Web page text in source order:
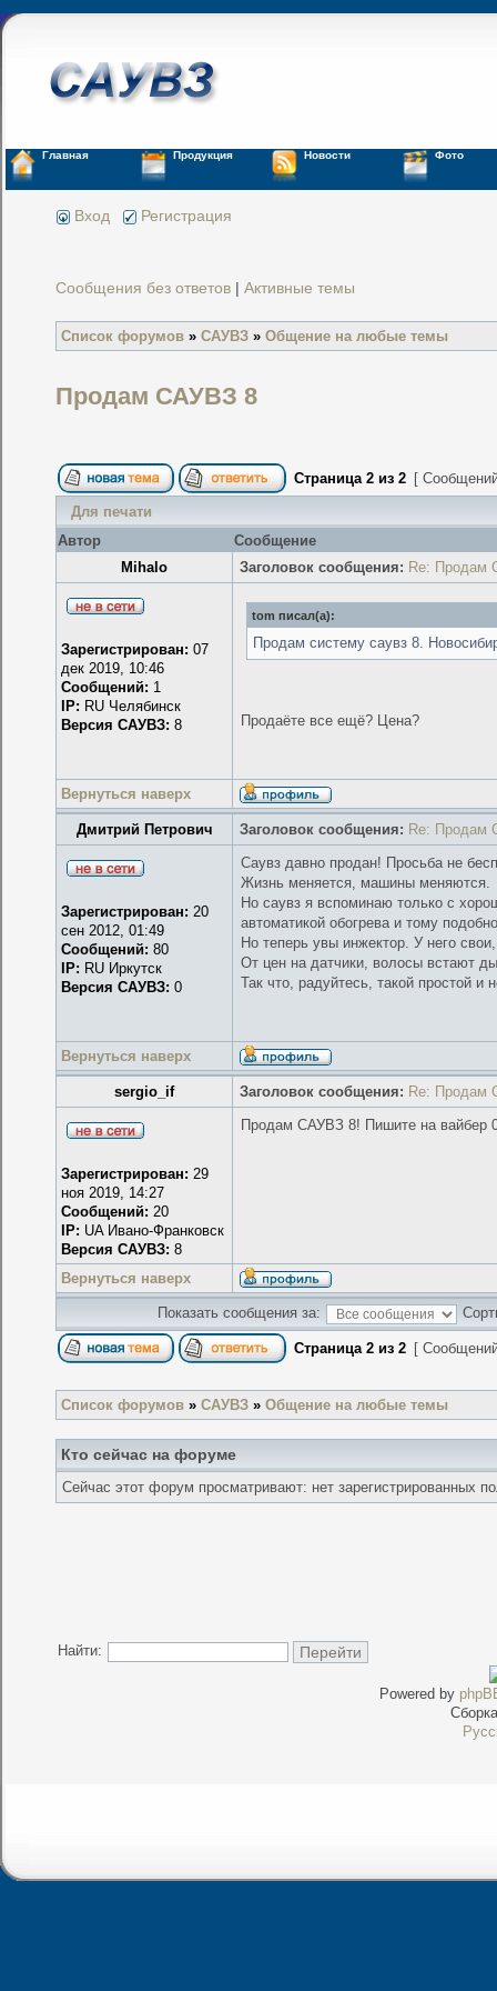
Главная Продукция Новости Фото
Вход Регистрация
Сообщения без ответов |Активные темы
Список форумов »САУВЗ »Общение на любые темы
Продам САУВЗ 8
Страница2 из2 [
Для печати
Автор
Сообщение
Mihalo
Заголовок сообщения: Re: Продам
Зарегистрирован: 07
дек 2019, 10:46
Сообщений: 1
IP: RU Челябинск
Версия САУВЗ: 8
tom писал(а):
Продам систему саувз 8.
Продаёте все ещё? Цена?
Вернуться наверх
Дмитрий Петрович Заголовок сообщения: Re: Продам
Зарегистрирован: 20
сен 2012, 01:49
Сообщений: 80
IP: RU Иркутск
Версия САУВЗ: 0
Саувз давно продан! Просьба не
Жизнь меняется, машины меняются.
Но саувз я вспоминаю только с
автоматикой обогрева и тому
Но теперь увы инжектор. У него
От цен на датчики, волосы встают
Так что, радуйтесь, такой простой и
Вернуться наверх
sergio_if Заголовок сообщения: Re: Продам
Зарегистрирован: 29
ноя 2019, 14:27
Сообщений: 20
IP: UA Ивано-Франковск
Версия САУВЗ: 8
Продам САУВЗ 8! Пишите на вайбер
Вернуться наверх
Показать сообщения за:
Страница2 из2 [
Список форумов »САУВЗ »Общение на любые темы
Кто сейчас на форуме
Сейчас этот форум просматривают: нет зарегистрированных
Найти:
Powered by